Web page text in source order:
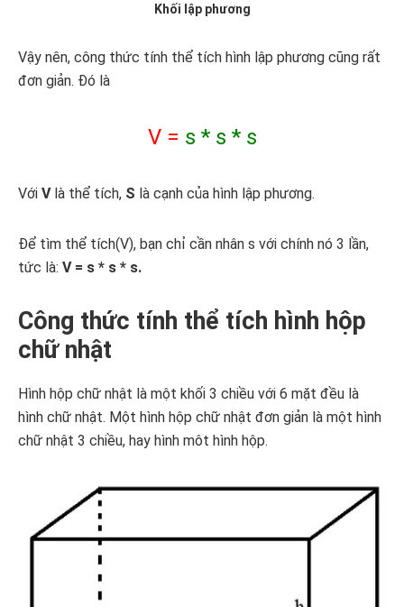
Khối lập phương
Vậy nên, công thức tính thể tích hình lập phương cũng rất
đơn giản. Đó là
V = s * s * s
Với Vlà thể tích, S là cạnh của hình lập phương.
Để tìm thể tích(V), bạn chỉ cần nhân s với chính nó 3 lần,
tức là: V = s * s * s.
Công thức tính thể tích hình hộp
chữ nhật
Hình hộp chữ nhật là một khối 3 chiều với 6 mặt đều là
hình chữ nhật. Một hình hộp chữ nhật đơn giản là một hình
chữ nhật 3 chiều, hay hình môt hình hộp.